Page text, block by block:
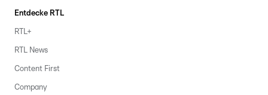
Entdecke RTL
RTL+
RTL News
Content First
Company